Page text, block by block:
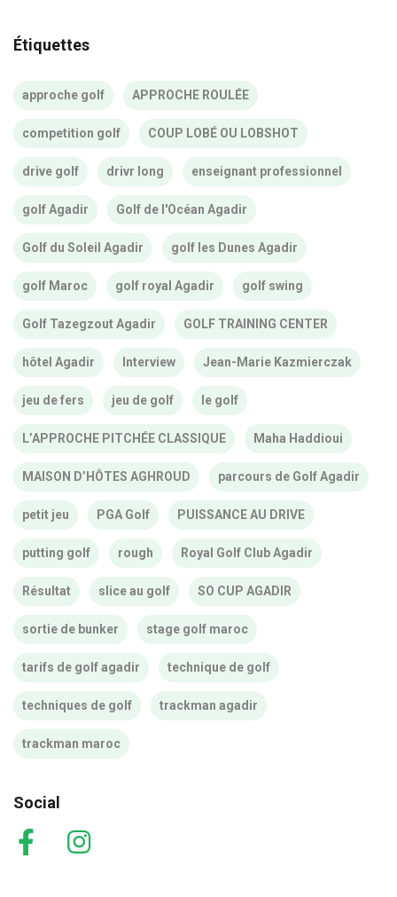
Étiquettes
approche golf APPROCHE ROULÉE
competition golf COUP LOBÉ OU LOBSHOT
drive golf drivr long enseignant professionnel
golf Agadir Golf de l'Océan Agadir
Golf du Soleil Agadir golf les Dunes Agadir
golf Maroc golf royal Agadir golf swing
Golf Tazegzout Agadir GOLF TRAINING CENTER
hôtel Agadir Interview Jean-Marie Kazmierczak
jeu de fers jeu de golf le golf
L’APPROCHE PITCHÉE CLASSIQUE Maha Haddioui
MAISON D’HÔTES AGHROUD parcours de Golf Agadir
petit jeu PGA Golf PUISSANCE AU DRIVE
putting golf rough Royal Golf Club Agadir
Résultat slice au golf SO CUP AGADIR
sortie de bunker stage golf maroc
tarifs de golf agadir technique de golf
techniques de golf trackman agadir
trackman maroc
Social